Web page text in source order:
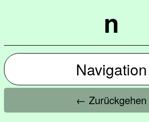
n
Navigation
← Zurückgehen